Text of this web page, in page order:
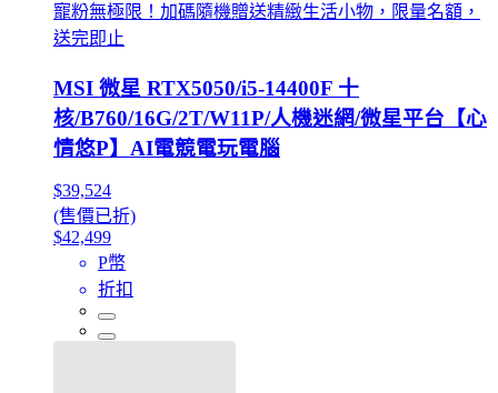
寵粉無極限！加碼隨機贈送精緻生活小物，限量名額，
送完即止
MSI 微星 RTX5050/i5-14400F 十
核/B760/16G/2T/W11P/人機迷網/微星平台【心
情悠P】AI電競電玩電腦
$39,524
(售價已折)
$42,499
P幣
折扣